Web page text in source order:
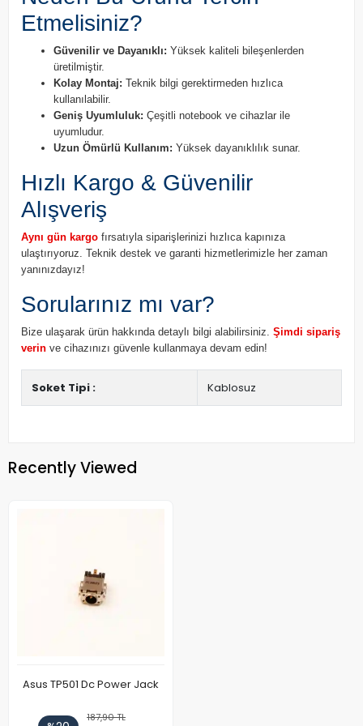
Etmelisiniz?
Güvenilir ve Dayanıklı: Yüksek kaliteli bileşenlerden
üretilmiştir.
Kolay Montaj: Teknik bilgi gerektirmeden hızlıca
kullanılabilir.
Geniş Uyumluluk: Çeşitli notebook ve cihazlar ile
uyumludur.
Uzun Ömürlü Kullanım: Yüksek dayanıklılık sunar.
Hızlı Kargo & Güvenilir
Alışveriş
Aynı gün kargo fırsatıyla siparişlerinizi hızlıca kapınıza
ulaştırıyoruz. Teknik destek ve garanti hizmetlerimizle her zaman
yanınızdayız!
Sorularınız mı var?
Bize ulaşarak ürün hakkında detaylı bilgi alabilirsiniz. Şimdi sipariş
verin ve cihazınızı güvenle kullanmaya devam edin!
Soket Tipi : Kablosuz
Recently Viewed
Asus TP501 Dc Power Jack
187,90 TL